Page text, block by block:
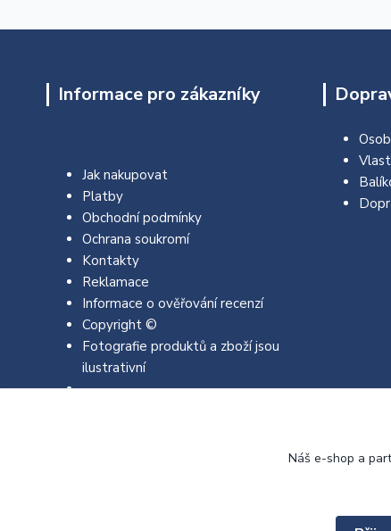
Informace pro zákazníky
Jak nakupovat
Platby
Obchodní podmínky
Ochrana soukromí
Kontakty
Reklamace
Informace o ověřování recenzí
Copyright ©
Fotografie produktů a zboží jsou
ilustrativní
Náš e-shop a